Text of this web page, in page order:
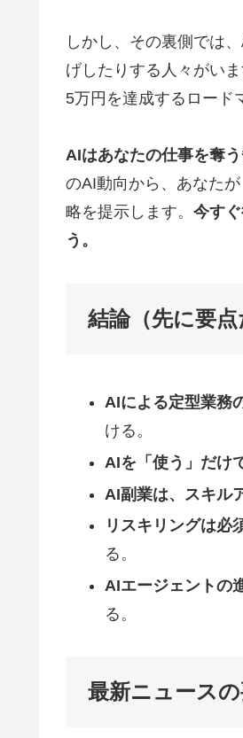
しかし、その裏側では
げしたりする人々がい
5万円を達成するロード
AIはあなたの仕事を奪
のAI動向から、あなた
略を提示します。 今す
う。
結論（先に要点
AIによる定型業務
ける。
AIを「使う」だけ
AI副業は、スキル
リスキリングは必
る。
AIエージェントの
る。
最新ニュース